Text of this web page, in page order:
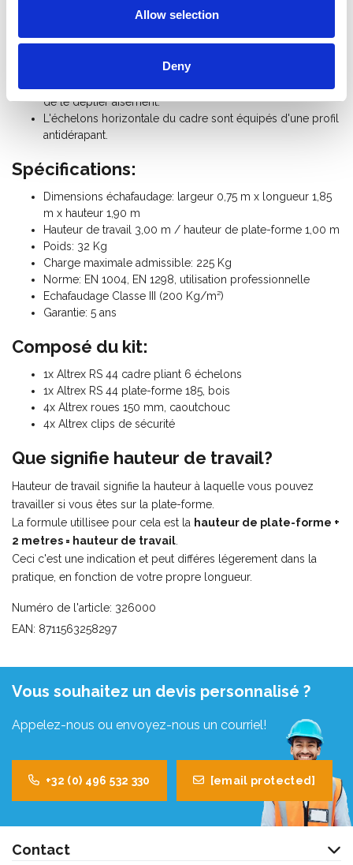
Allow selection
Deny
déplacéés chaque 28 cm.
La plate-forme avec profil antidérapant robuste et avec
de le déplier aisément.
L'échelons horizontale du cadre sont équipés d'une profil
antidérapant.
Spécifications:
Dimensions échafaudage: largeur 0,75 m x longueur 1,85
m x hauteur 1,90 m
Hauteur de travail 3,00 m / hauteur de plate-forme 1,00 m
Poids: 32 Kg
Charge maximale admissible: 225 Kg
Norme: EN 1004, EN 1298, utilisation professionnelle
Echafaudage Classe III (200 Kg/m²)
Garantie: 5 ans
Composé du kit:
1x Altrex RS 44 cadre pliant 6 échelons
1x Altrex RS 44 plate-forme 185, bois
4x Altrex roues 150 mm, caoutchouc
4x Altrex clips de sécurité
Que signifie hauteur de travail?
Hauteur de travail signifie la hauteur à laquelle vous pouvez
travailler si vous êtes sur la plate-forme.
La formule utillisee pour cela est la hauteur de plate-forme +
2 metres = hauteur de travail
Ceci c'est une indication et peut différes légerement dans la
pratique, en fonction de votre propre longueur.
Numéro de l'article: 326000
EAN: 8711563258297
Vous souhaitez un devis personnalisé ?
Appelez-nous ou envoyez-nous un courriel!
+32 (0) 496 532 330 [email protected]
Contact